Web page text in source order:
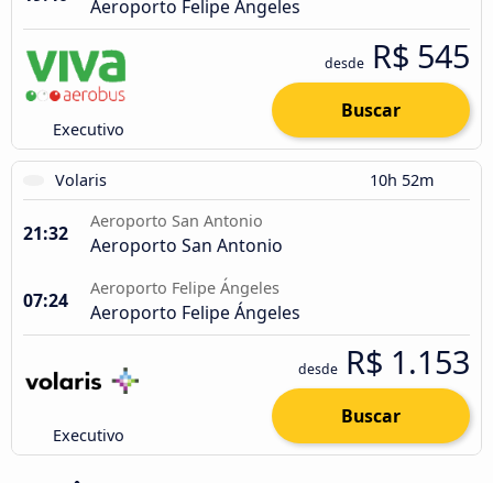
Aeroporto Felipe Ángeles
Executivo
desde R$ 545
Buscar
Volaris 10h 52m
21:32
Aeroporto San Antonio
Aeroporto San Antonio
07:24
Aeroporto Felipe Ángeles
Aeroporto Felipe Ángeles
Executivo
desde R$ 1.153
Buscar